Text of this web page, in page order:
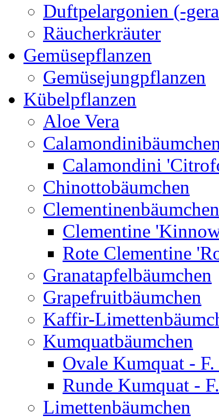
Duftpelargonien (-
Räucherkräuter
Gemüsepflanzen
Gemüsejungpflanzen
Kübelpflanzen
Aloe Vera
Calamondini
Chinottobäumchen
Clementinenbäumchen
Clementine
Rote Clementine
Granatapfelbäumchen
Grapefruitbäumchen
Kaffir-
Kumquatbäumchen
Ovale Kumquat -
Runde Kumquat -
Limettenbäumchen